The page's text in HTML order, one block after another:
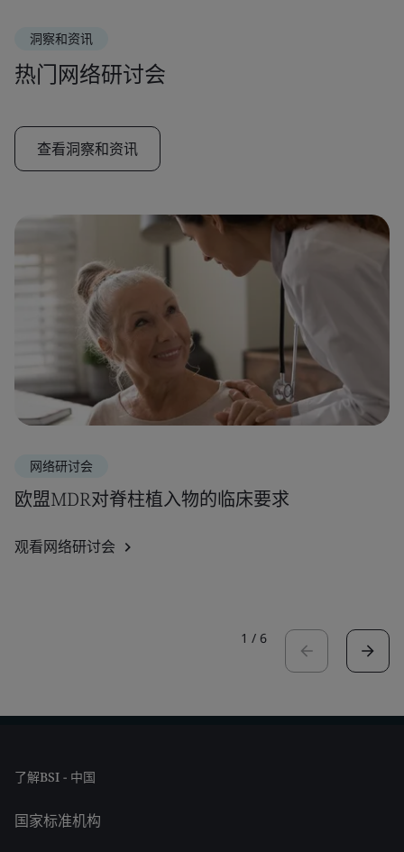
洞察和资讯
热门网络研讨会
查看洞察和资讯
网络研讨会
欧盟MDR对脊柱植入物的临床要求
观看网络研讨会
1 / 6
了解BSI - 中国
国家标准机构